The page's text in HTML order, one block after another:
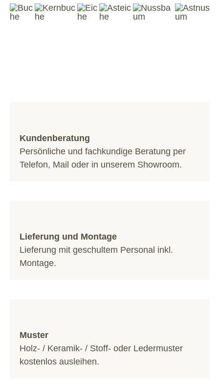
Kundenberatung
Persönliche und fachkundige Beratung per
Telefon, Mail oder in unserem Showroom.
Lieferung und Montage
Lieferung mit geschultem Personal inkl.
Montage.
Muster
Holz- / Keramik- / Stoff- oder Ledermuster
kostenlos ausleihen.